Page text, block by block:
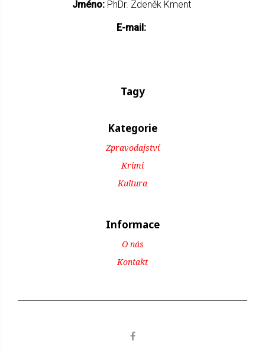
Jméno: PhDr. Zdeněk Kment
E-mail:
Tagy
Kategorie
Zpravodajství
Krimi
Kultura
Informace
O nás
Kontakt